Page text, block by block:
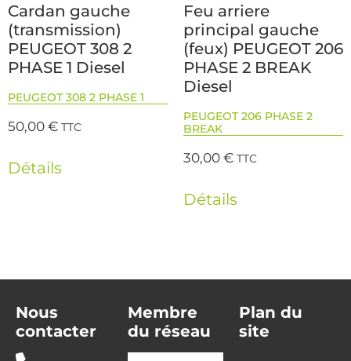
Cardan gauche
(transmission)
PEUGEOT 308 2
PHASE 1 Diesel
PEUGEOT 308 2 PHASE 1
50,00€ TTC
Détails
Feu arriere
principal gauche
(feux) PEUGEOT 206
PHASE 2 BREAK
Diesel
PEUGEOT 206 PHASE 2
BREAK
30,00€ TTC
Détails
Nous
contacter
Membre
du réseau
Plan du
site